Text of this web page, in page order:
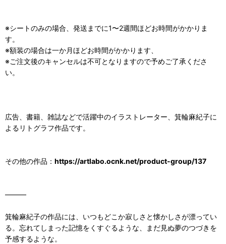
※シートのみの場合、発送までに1〜2週間ほどお時間がかかりま
す。
※額装の場合は一か月ほどお時間がかかります、
※ご注文後のキャンセルは不可となりますので予めご了承くださ
い。
広告、書籍、雑誌などで活躍中のイラストレーター、箕輪麻紀子に
よるリトグラフ作品です。
その他の作品： https://artlabo.ocnk.net/product-group/137
―――
箕輪麻紀子の作品には、いつもどこか寂しさと懐かしさが漂ってい
る。忘れてしまった記憶をくすぐるような、まだ見ぬ夢のつづきを
予感するような。